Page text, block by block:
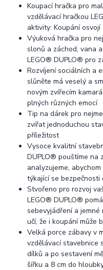
Koupací hračka pro
vzdělávací hračkou
aktivity: Koupání
Výuková hračka pro
slonů a záchod, vana
LEGO® DUPLO® pro
Rozvíjení sociálních a
slůněte má veselý a
novým zvířecím
plných různých emocí
Tip na dárek pro
zvířat jednoduchou
příležitost
Vysoce kvalitní
DUPLO® pouštíme na
analyzujeme,
týkající se bezpečnosti
Stvořeno pro rozvoj
LEGO® DUPLO®
sebevyjádření a
učí, že i koupání může
Velká porce zábavy v
vzdělávací stavebnice
dílků a po sestavení
šířku a 8 cm do